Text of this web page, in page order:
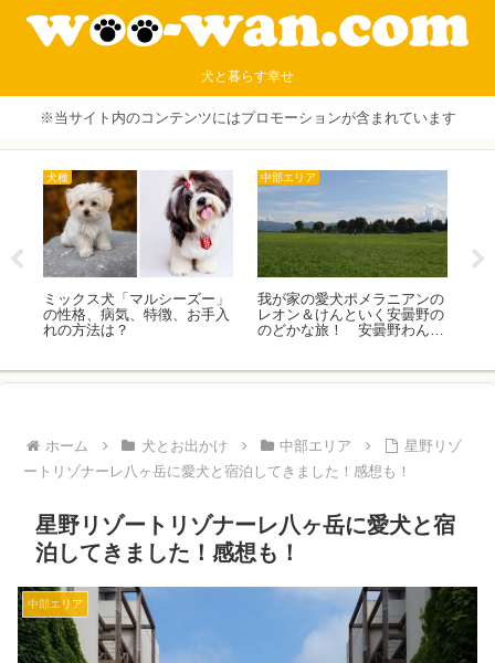
犬と暮らす幸せ
※当サイト内のコンテンツにはプロモーションが含まれています
犬種
ミックス犬「マルシーズー」
の性格、病気、特徴、お手入
れの方法は？
中部エリア
我が家の愛犬ポメラニアンの
レオン＆けんといく安曇野の
のどかな旅！ 安曇野わんわ
ホーム 犬とお出かけ 中部エリア
星野リゾ
ートリゾナーレ八ヶ岳に愛犬と宿泊してきました！感想も！
星野リゾートリゾナーレ八ヶ岳に愛犬と宿
泊してきました！感想も！
中部エリア